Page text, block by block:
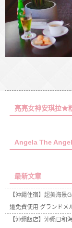
亮亮女神安琪拉★
Angela The
最新文章
【沖繩住宿】超美海
道免費使用 グランドメ
【沖繩飯店】沖繩日和